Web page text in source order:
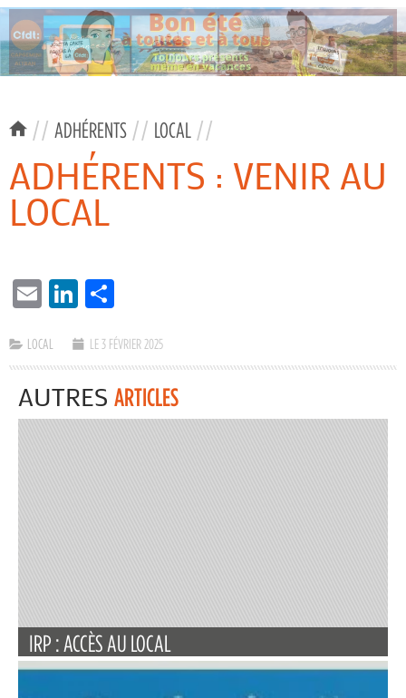
// ADHÉRENTS // LOCAL //
ADHÉRENTS : VENIR AU
LOCAL
EMAIL LINKEDIN
LOCAL LE 3 FÉVRIER 2025
AUTRES ARTICLES
IRP : ACCÈS AU LOCAL